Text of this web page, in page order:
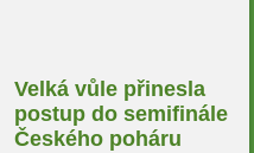
Velká vůle přinesla
postup do semifinále
Českého poháru